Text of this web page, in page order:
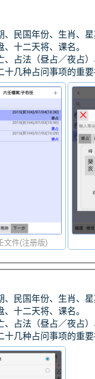
、民国年份、生肖、
十二天将、课名。
、占法（昼占／夜占）
几种占问事项的重
文件(注册版)
、民国年份、生肖、
十二天将、课名。
、占法（昼占／夜占）
几种占问事项的重